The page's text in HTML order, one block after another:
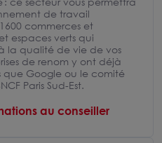
de travail
commerces et
espaces verts qui
la qualité de vie de vos
de renom y ont déjà
que Google ou le comité
Paris Sud-Est.
au conseiller